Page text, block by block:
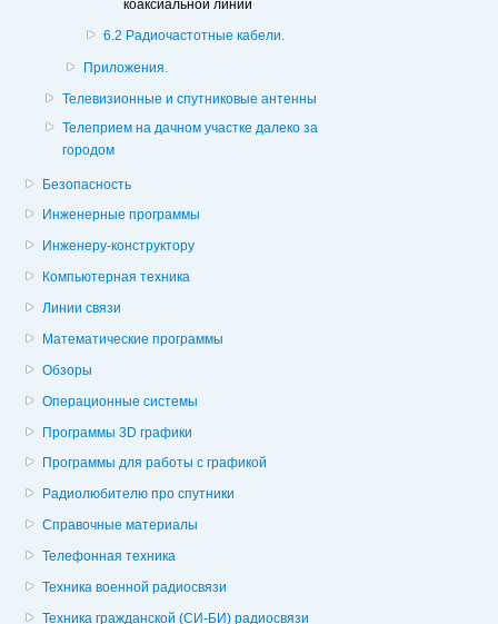
коаксиальной линии
6.2 Радиочастотные кабели.
Приложения.
Телевизионные и спутниковые антенны
Телеприем на дачном участке далеко за
городом
Безопасность
Инженерные программы
Инженеру-конструктору
Компьютерная техника
Линии связи
Математические программы
Обзоры
Операционные системы
Программы 3D графики
Программы для работы с графикой
Радиолюбителю про спутники
Справочные материалы
Телефонная техника
Техника военной радиосвязи
Техника гражданской (СИ-БИ) радиосвязи